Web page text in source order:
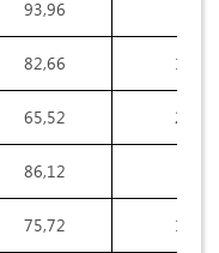
93,96
82,66 13,86
65,52 25,36
86,12
75,72 18,78